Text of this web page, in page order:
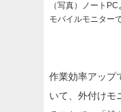
（写真）ノート
モバイルモニター
作業効率アップ
いて、外付けモ